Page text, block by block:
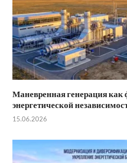
Маневренная генерация как
энергетической
15.06.2026